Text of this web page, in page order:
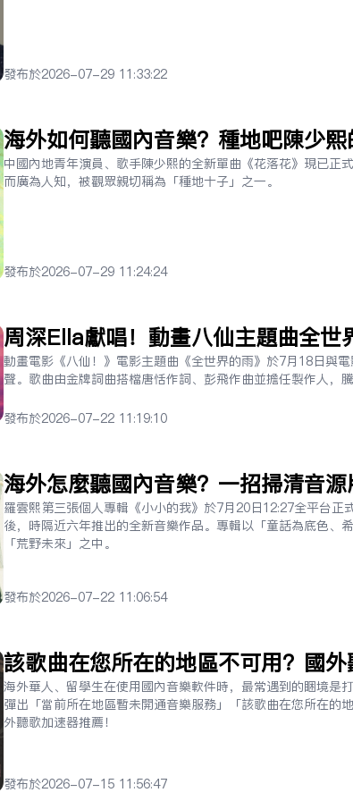
发布于2026-07-29 11:33:22
海外如何聽國內音樂？種地吧陳少
線！
中國內地青年演員、歌手陳少熙的全新單曲《花落花》現已正
而廣為人知，被觀眾親切稱為「種地十子」之一。
发布于2026-07-29 11:24:24
周深Ella獻唱！動畫八仙主題曲全世
如何解除限制聽華語新歌
動畫電影《八仙！》電影主題曲《全世界的雨》於7月18日與
聲。歌曲由金牌詞曲搭檔唐恬作詞、彭飛作曲並擔任製作人，
发布于2026-07-22 11:19:10
海外怎麼聽國內音樂？一招掃清音
羅雲熙第三張個人專輯《小小的我》於7月20日12:27全平台
後，時隔近六年推出的全新音樂作品。專輯以「童話為底色、
「荒野未來」之中。
发布于2026-07-22 11:06:54
該歌曲在您所在的地區不可用？國外
海外華人、留學生在使用國內音樂軟件時，最常遇到的困境是
彈出「當前所在地區暫未開通音樂服務」「該歌曲在您所在的
外聽歌加速器推薦！
发布于2026-07-15 11:56:47